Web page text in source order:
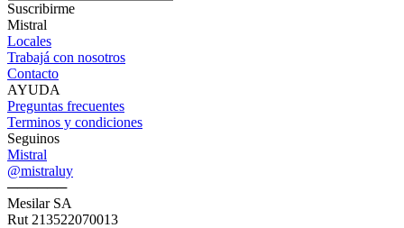
Suscribirme
Mistral
Locales
Trabajá con nosotros
Contacto
AYUDA
Preguntas frecuentes
Terminos y condiciones
Seguinos
Mistral
@mistraluy
──────
Mesilar SA
Rut 213522070013